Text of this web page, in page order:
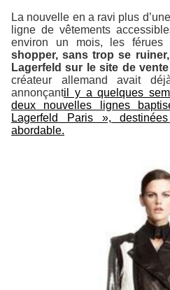
La nouvelle en a ravi plus
ligne de vêtements
environ un mois, les férues
shopper, sans trop se
Lagerfeld sur le site de
créateur allemand avait
annonçantil y a quelques
deux nouvelles lignes
Lagerfeld Paris »,
abordable.